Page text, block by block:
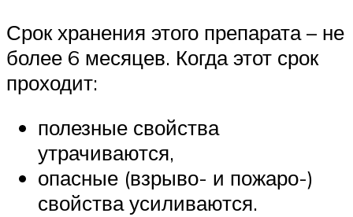
Срок хранения этого препарата – не
более 6 месяцев. Когда этот срок
проходит:
полезные свойства
утрачиваются,
опасные (взрыво- и пожаро-)
свойства усиливаются.